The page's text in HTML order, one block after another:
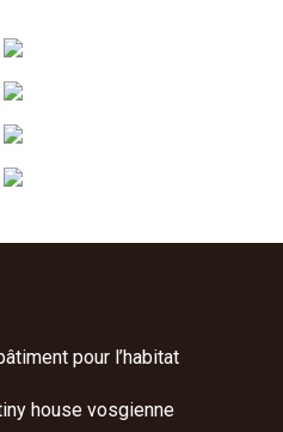
pour l’habitat
house vosgienne